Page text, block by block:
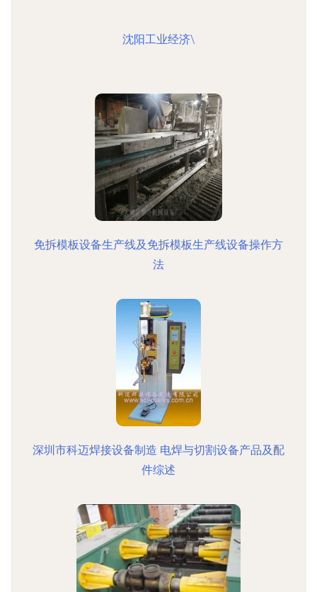
沈阳工业经济\
免拆模板设备生产线及免拆模板生产线设备操作方
法
深圳市科迈焊接设备制造 电焊与切割设备产品及配
件综述